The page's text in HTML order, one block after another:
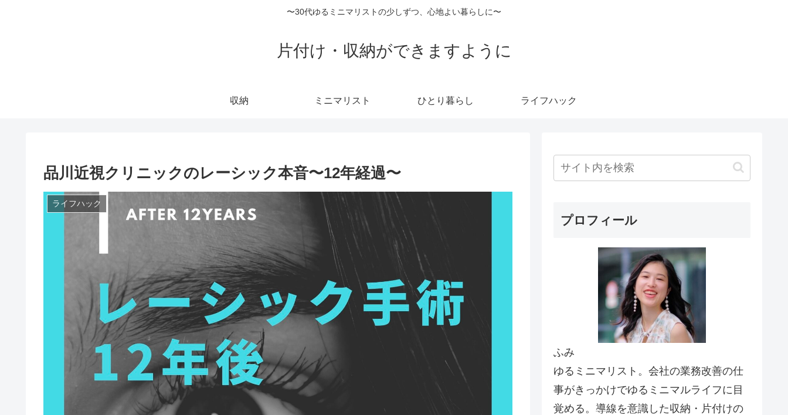
〜30代ゆるミニマリストの少しずつ、心地よい暮らしに〜
片付け・収納ができますように
収納 ミニマリスト ひとり暮らし ライフハック
品川近視クリニックのレーシック本音〜12年経過〜
ライフハック
プロフィール
ふみ
ゆるミニマリスト。会社の業務改善の仕
事がきっかけでゆるミニマルライフに目
覚める。導線を意識した収納・片付けの